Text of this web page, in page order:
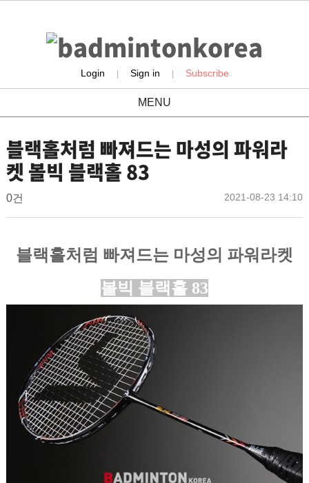
Login | Sign in | Subscribe
MENU
product
블랙홀처럼 빠져드는 마성의 파워라
켓 볼빅 블랙홀 83
작
배
드
아
댓
0건
작
2021-08-23 14:10
본
문
블랙홀처럼 빠져드는 마성의 파워라켓
볼빅 블랙홀 83